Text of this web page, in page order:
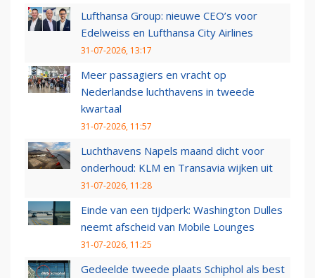
Lufthansa Group: nieuwe CEO’s voor
Edelweiss en Lufthansa City Airlines
31-07-2026, 13:17
Meer passagiers en vracht op
Nederlandse luchthavens in tweede
kwartaal
31-07-2026, 11:57
Luchthavens Napels maand dicht voor
onderhoud: KLM en Transavia wijken uit
31-07-2026, 11:28
Einde van een tijdperk: Washington Dulles
neemt afscheid van Mobile Lounges
31-07-2026, 11:25
Gedeelde tweede plaats Schiphol als best